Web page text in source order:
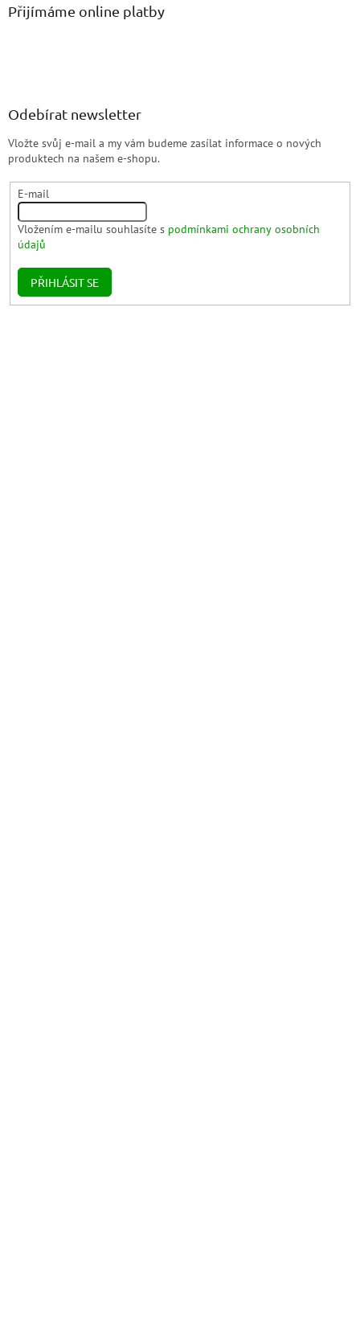
Přijímáme online platby
Odebírat newsletter
Vložte svůj e-mail a my vám budeme zasílat informace o nových
produktech na našem e-shopu.
E-mail
Vložením e-mailu souhlasíte s podmínkami ochrany osobních
údajů
PŘIHLÁSIT SE